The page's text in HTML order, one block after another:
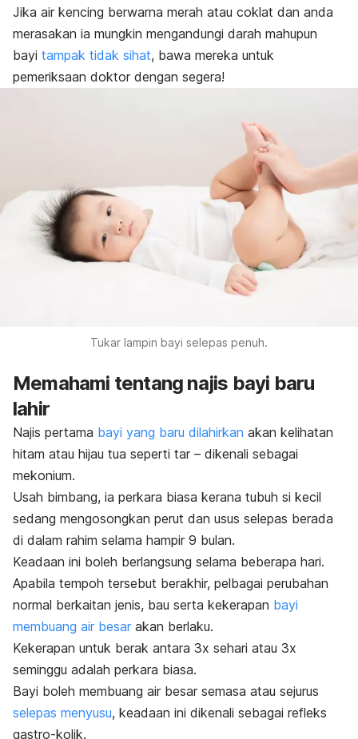
Jika air kencing berwarna merah atau coklat dan anda
merasakan ia mungkin mengandungi darah mahupun
bayi tampak tidak sihat, bawa mereka untuk
pemeriksaan doktor dengan segera!
Tukar lampin bayi selepas penuh.
Memahami tentang najis bayi baru
lahir
Najis pertama bayi yang baru dilahirkan akan kelihatan
hitam atau hijau tua seperti tar – dikenali sebagai
mekonium.
Usah bimbang, ia perkara biasa kerana tubuh si kecil
sedang mengosongkan perut dan usus selepas berada
di dalam rahim selama hampir 9 bulan.
Keadaan ini boleh berlangsung selama beberapa hari.
Apabila tempoh tersebut berakhir, pelbagai perubahan
normal berkaitan jenis, bau serta kekerapan bayi
membuang air besar akan berlaku.
Kekerapan untuk berak antara 3x sehari atau 3x
seminggu adalah perkara biasa.
Bayi boleh membuang air besar semasa atau sejurus
selepas menyusu, keadaan ini dikenali sebagai refleks
gastro-kolik.